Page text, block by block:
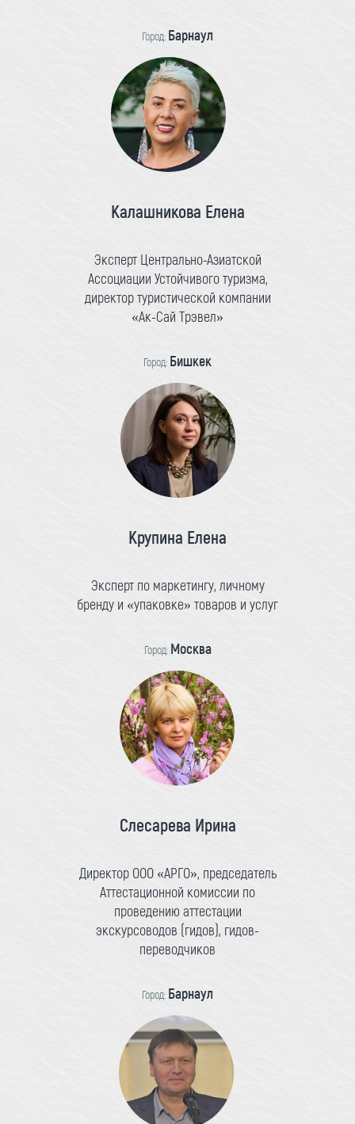
Город: Барнаул
Калашникова Елена
Эксперт Центрально-Азиатской
Ассоциации Устойчивого туризма,
директор туристической компании
«Ак-Сай Трэвел»
Город: Бишкек
Крупина Елена
Эксперт по маркетингу, личному
бренду и «упаковке» товаров и услуг
Город: Москва
Слесарева Ирина
Директор ООО «АРГО», председатель
Аттестационной комиссии по
проведению аттестации
экскурсоводов (гидов), гидов-
переводчиков
Город: Барнаул